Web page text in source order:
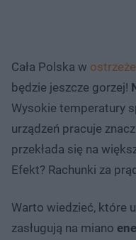
Cała Polska w
będzie jeszcze gorzej!
Wysokie temperatury
urządzeń pracuje
przekłada się na
Efekt? Rachunki za
Warto wiedzieć, które
zasługują na miano